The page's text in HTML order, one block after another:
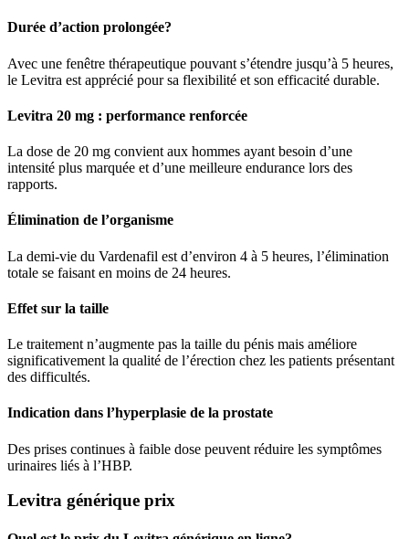
Durée d’action prolongée?
Avec une fenêtre thérapeutique pouvant s’étendre jusqu’à 5 heures,
le Levitra est apprécié pour sa flexibilité et son efficacité durable.
Levitra 20 mg : performance renforcée
La dose de 20 mg convient aux hommes ayant besoin d’une
intensité plus marquée et d’une meilleure endurance lors des
rapports.
Élimination de l’organisme
La demi-vie du Vardenafil est d’environ 4 à 5 heures, l’élimination
totale se faisant en moins de 24 heures.
Effet sur la taille
Le traitement n’augmente pas la taille du pénis mais améliore
significativement la qualité de l’érection chez les patients présentant
des difficultés.
Indication dans l’hyperplasie de la prostate
Des prises continues à faible dose peuvent réduire les symptômes
urinaires liés à l’HBP.
Levitra générique prix